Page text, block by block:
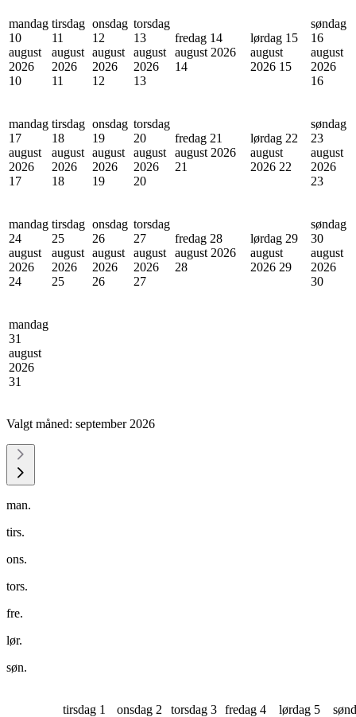
mandag
10
august
2026
10
tirsdag
11
august
2026
11
onsdag
12
august
2026
12
torsdag
13
august
2026
13
fredag 14
august 2026
14
lørdag 15
august
2026 15
søndag
16
august
2026
16
mandag
17
august
2026
17
tirsdag
18
august
2026
18
onsdag
19
august
2026
19
torsdag
20
august
2026
20
fredag 21
august 2026
21
lørdag 22
august
2026 22
søndag
23
august
2026
23
mandag
24
august
2026
24
tirsdag
25
august
2026
25
onsdag
26
august
2026
26
torsdag
27
august
2026
27
fredag 28
august 2026
28
lørdag 29
august
2026 29
søndag
30
august
2026
30
mandag
31
august
2026
31
Valgt måned: september 2026
man.
tirs.
ons.
tors.
fre.
lør.
søn.
tirsdag 1
onsdag 2
torsdag 3 fredag 4
lørdag 5